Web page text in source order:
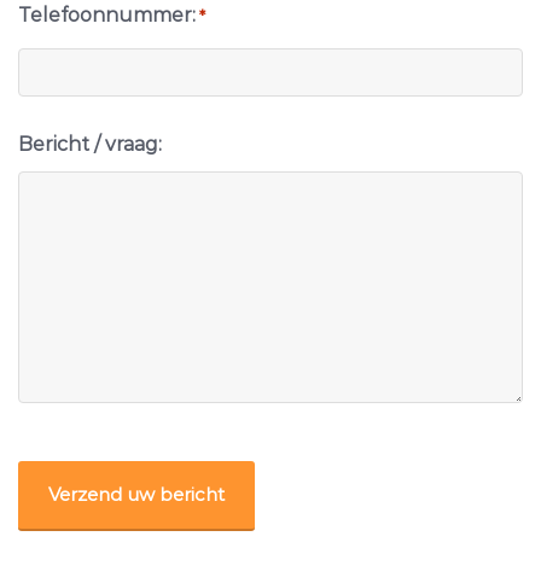
Telefoonnummer: *
Bericht / vraag: